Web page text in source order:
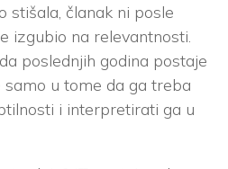
stišala, članak ni posle
izgubio na relevantnosti.
poslednjih godina postaje
samo u tome da ga treba
i interpretirati ga u